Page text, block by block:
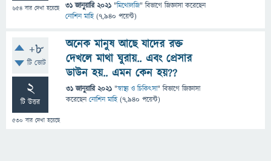
654 বার দেখা হয়েছে 31 জানুয়ারি 2021 "মিথোলজি" বিভাগে জিজ্ঞাসাকরেছেন
নোশিন মাহি (7,940 পয়েন্ট)
+8
টি ভোট
2
টি উত্তর
530 বার দেখা হয়েছে
অনেক মানুষ আছে যাদের রক্ত
দেখলে মাথা ঘুরায়.. এবং প্রেসার
ডাউন হয়.. এমন কেন হয়??
31 জানুয়ারি 2021 "স্বাস্থ্য ও চিকিৎসা" বিভাগে জিজ্ঞাসা
করেছেননোশিন মাহি (7,940 পয়েন্ট)